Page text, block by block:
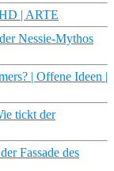
| ARTE
Nessie-Mythos
| Offene Ideen |
tickt der
Fassade des